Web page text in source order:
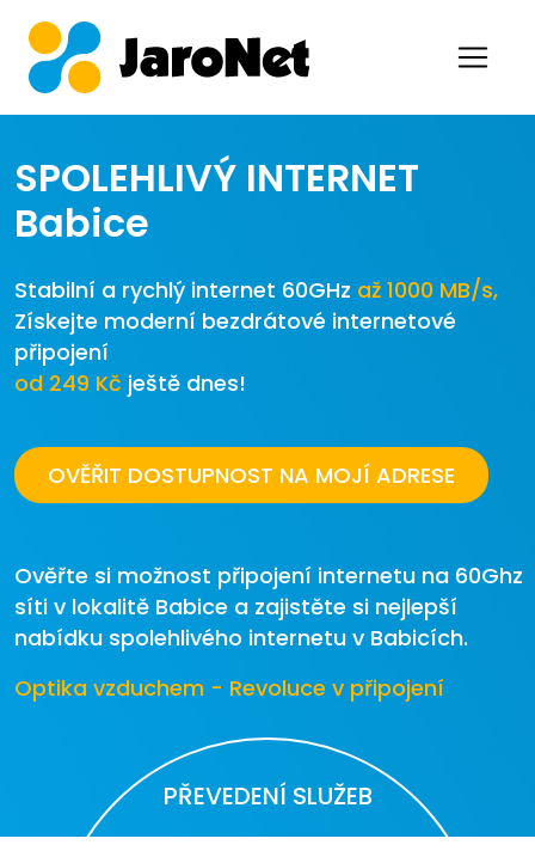
SPOLEHLIVÝ INTERNET
Babice
Stabilní a rychlý internet 60GHz až 1000 MB/s,
Získejte moderní bezdrátové internetové
připojení
od 249 Kč ještě dnes!
OVĚŘIT DOSTUPNOST NA MOJÍ ADRESE
Ověřte si možnost připojení internetu na 60Ghz
síti v lokalitě Babice a zajistěte si nejlepší
nabídku spolehlivého internetu v Babicích.
Optika vzduchem - Revoluce v připojení
PŘEVEDENÍ SLUŽEB